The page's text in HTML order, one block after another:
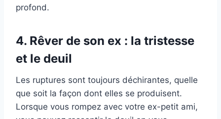
profond.
4. Rêver de son ex : la tristesse
et le deuil
Les ruptures sont toujours déchirantes, quelle
que soit la façon dont elles se produisent.
Lorsque vous rompez avec votre ex-petit ami,